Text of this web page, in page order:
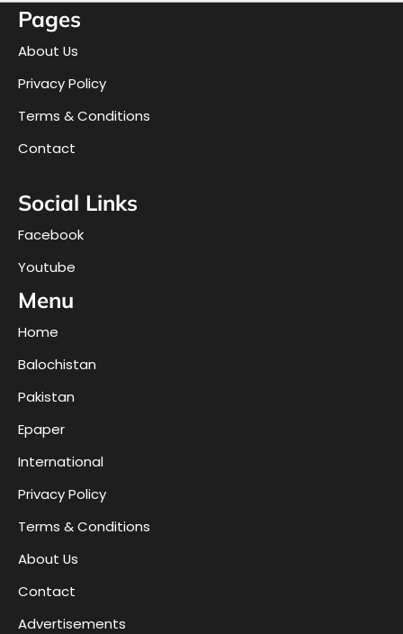
Pages
About Us
Privacy Policy
Terms & Conditions
Contact
Social Links
Facebook
Youtube
Menu
Home
Balochistan
Pakistan
Epaper
International
Privacy Policy
Terms & Conditions
About Us
Contact
Advertisements